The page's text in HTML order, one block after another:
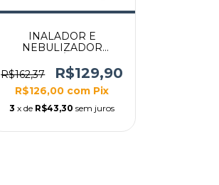
INALADOR E
NEBULIZADOR
TECH ULTRANEB DESK
2 INFANTIL E ADULTO
R$162,37 R$129,90
R$126,00 com Pix
3 x de R$43,30 sem juros